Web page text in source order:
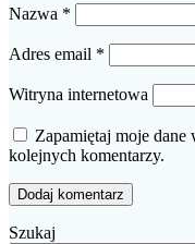
Nazwa *
Adres email *
Witryna internetowa
Zapamiętaj moje dane
kolejnych komentarzy.
Szukaj